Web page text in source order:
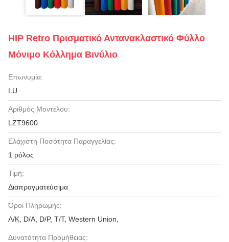
HIP Retro Πρισματικό Αντανακλαστικό Φύλλο
Μόνιμο Κόλλημα Βινύλιο
Επωνυμία:
LU
Αριθμός Μοντέλου:
LZT9600
Ελάχιστη Ποσότητα Παραγγελίας:
1 ρόλος
Τιμή:
Διαπραγματεύσιμα
Όροι Πληρωμής:
Λ/Κ, D/A, D/P, T/T, Western Union,
Δυνατότητα Προμήθειας: